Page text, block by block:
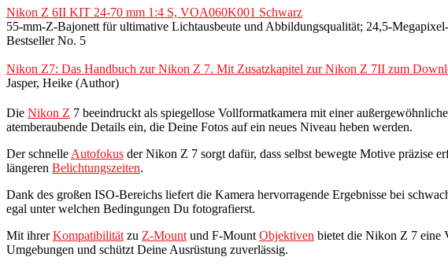
Nikon Z 6II KIT 24-70 mm 1:4 S, VOA060K001 Schwarz
55-mm-Z-Bajonett für ultimative Lichtausbeute und Abbildungsqualität; 24,5-
Bestseller No. 5
Nikon Z7: Das Handbuch zur Nikon Z 7. Mit Zusatzkapitel zur Nikon Z 7II zum
Jasper, Heike (Author)
Die Nikon Z 7 beeindruckt als spiegellose Vollformatkamera mit einer
atemberaubende Details ein, die Deine Fotos auf ein neues Niveau heben werden.
Der schnelle Autofokus der Nikon Z 7 sorgt dafür, dass selbst bewegte Motive präzise
längeren Belichtungszeiten.
Dank des großen ISO-Bereichs liefert die Kamera hervorragende Ergebnisse bei
egal unter welchen Bedingungen Du fotografierst.
Mit ihrerKompatibilität zu Z-Mount und F-Mount Objektiven bietet die Nikon Z 7 eine
Umgebungen und schützt Deine Ausrüstung zuverlässig.